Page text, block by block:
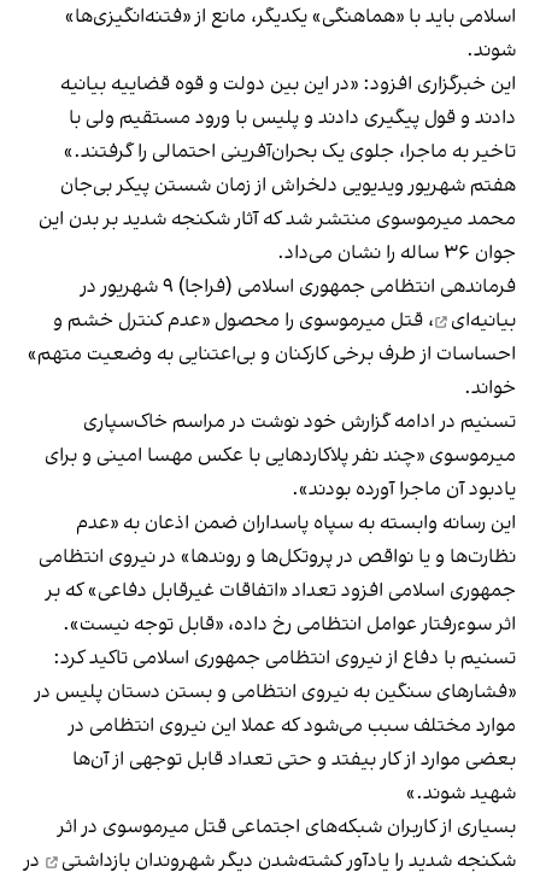
اسلامی باید با «هماهنگی» یکدیگر، مانع از «فتنه‌انگیزی‌ها»
شوند.
این خبرگزاری افزود: «در این بین دولت و قوه قضاییه بیانیه
دادند و قول پیگیری دادند و پلیس با ورود مستقیم ولی با
تاخیر به ماجرا، جلوی یک بحران‌آفرینی احتمالی را گرفتند.»
هفتم شهریورویدیویی دلخراش از زمان شستن پیکر بی‌جان
محمد میرموسوی منتشر شد که آثار شکنجه شدید بر بدن این
جوان ۳۶ ساله را نشان می‌داد.
فرماندهی انتظامی جمهوری اسلامی (فراجا) ۹ شهریور
در
بیانیه‌ای
، قتل میرموسوی را محصول «عدم کنترل خشم و
احساسات از طرف برخی کارکنان و بی‌اعتنایی به وضعیت متهم»
خواند.
تسنیم در ادامه گزارش خود نوشت در مراسم خاک‌سپاری
میرموسوی «چند نفر پلاکاردهایی با عکس مهسا امینی و برای
یادبود آن ماجرا آورده بودند».
این رسانه وابسته به سپاه پاسداران ضمن اذعان به «عدم
نظارت‌ها و یا نواقص در پروتکل‌ها و روندها» در نیروی انتظامی
جمهوری اسلامی افزود تعداد «اتفاقات غیرقابل دفاعی» که بر
اثر سوءرفتار عوامل انتظامی رخ داده، «قابل‌ توجه نیست».
تسنیم با دفاع از نیروی انتظامی جمهوری اسلامی تاکید کرد:
«فشارهای سنگین به نیروی انتظامی و بستن دستان پلیس در
موارد مختلف سبب می‌شود که عملا این نیروی انتظامی در
بعضی موارد از کار بیفتد و حتی تعداد قابل توجهی از آن‌ها
شهید شوند.»
بسیاری از کاربران شبکه‌های اجتماعی قتل میرموسوی در اثر
شکنجه شدید را یادآورکشته‌شدن دیگر شهروندان بازداشتی
در